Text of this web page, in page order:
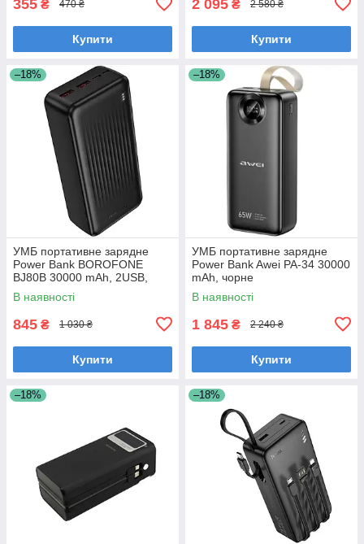
355 ₴ 470 ₴
Купити
2 095 ₴ 2 580 ₴
Купити
–18%
УМБ портативне зарядне
Power Bank BOROFONE
BJ80B 30000 mAh, 2USB,
Type-C, 2A, QC 22.5W, чорне
В наявності
845 ₴ 1 030 ₴
Купити
–18%
УМБ портативне зарядне
Power Bank Awei PA-34 30000
mAh, чорне
В наявності
1 845 ₴ 2 240 ₴
Купити
–18% –18%